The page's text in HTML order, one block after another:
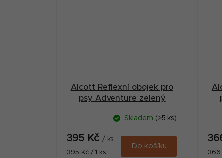
Alcott Reflexní obojek pro
psy Adventure zelený
Skladem (>5 ks)
395 Kč / ks
Měrná
395 Kč / 1 ks
Do košíku
366